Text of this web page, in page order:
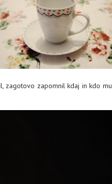
zagotovo zapomnil kdaj in kdo mu